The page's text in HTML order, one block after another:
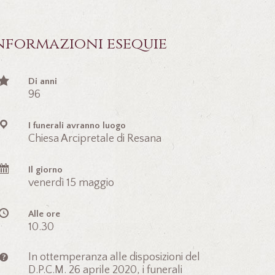
esequie
Di anni
96
I funerali avranno luogo
Chiesa Arcipretale di Resana
Il giorno
venerdì 15 maggio
Alle ore
10.30
In ottemperanza alle disposizioni del
D.P.C.M. 26 aprile 2020, i funerali